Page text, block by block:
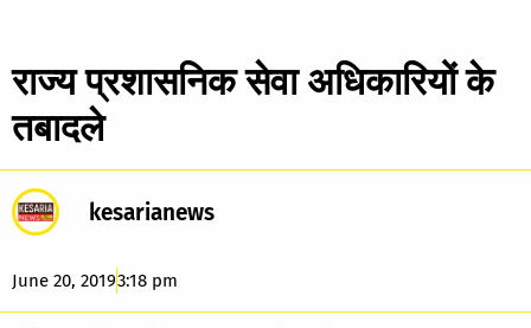
राज्य प्रशासनिक सेवा अधिकारियों के
तबादले
kesarianews
June 20, 20193:18 pm